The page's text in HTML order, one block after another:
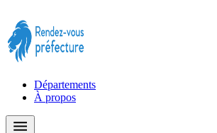
Départements
À propos